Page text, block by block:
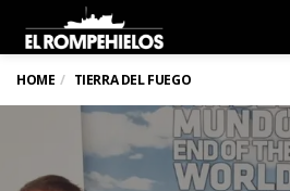
HOME TIERRA DEL FUEGO